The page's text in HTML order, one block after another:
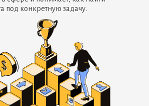
под конкретную задачу.